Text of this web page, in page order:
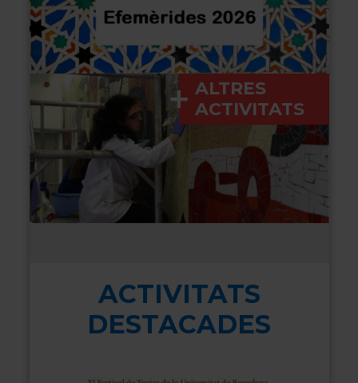
ALTRES
ACTIVITATS
ACTIVITATS
DESTACADES